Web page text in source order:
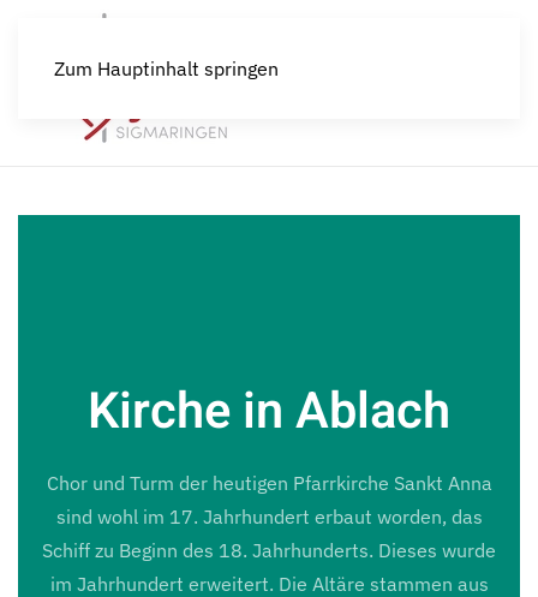
Zum Hauptinhalt springen
Kirche in Ablach
Chor und Turm der heutigen Pfarrkirche Sankt Anna
sind wohl im 17. Jahrhundert erbaut worden, das
Schiff zu Beginn des 18. Jahrhunderts. Dieses wurde
im Jahrhundert erweitert. Die Altäre stammen aus